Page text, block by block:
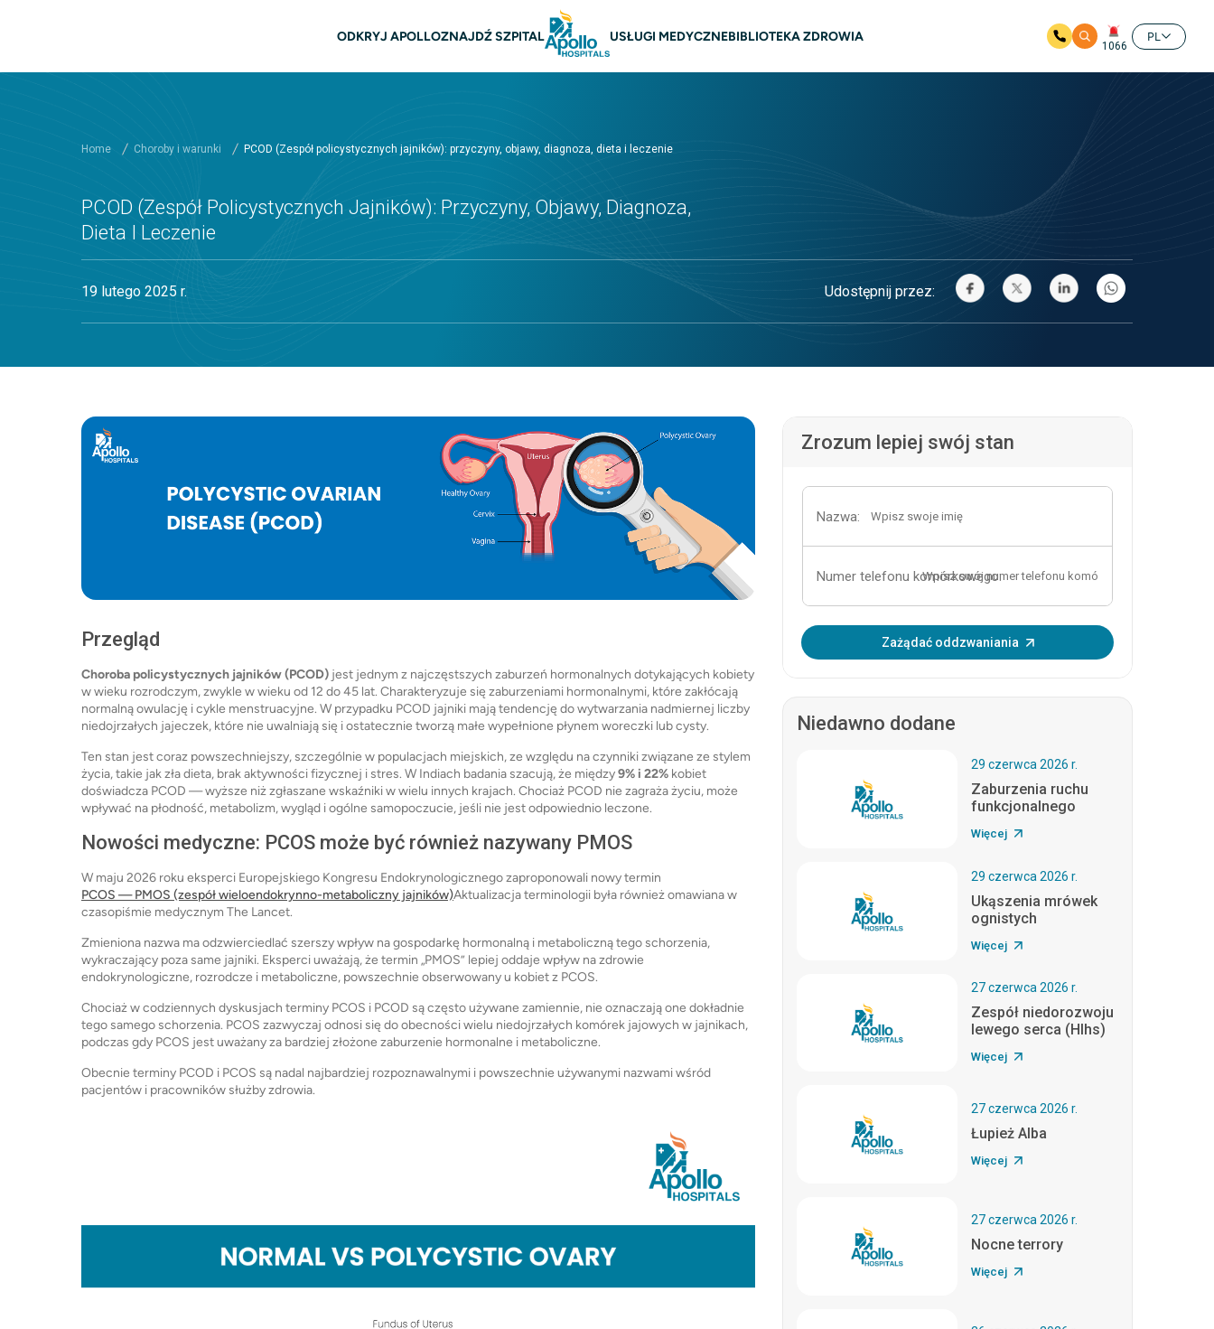
główna nawigacja
ODKRYJ APOLLOZNAJDŹ SZPITAL USŁUGI MEDYCZNEBIBLIOTEKA ZDROWIA
1066
PL
Home Choroby i warunki PCOD (Zespół policystycznych jajników): przyczyny, objawy, diagnoza, dieta i leczenie
PCOD (Zespół Policystycznych Jajników): Przyczyny, Objawy, Diagnoza,
Dieta I Leczenie
19 lutego 2025 r. Udostępnij przez:
Przegląd
Choroba policystycznych jajników (PCOD) jest jednym z najczęstszych zaburzeń hormonalnych dotykających kobiety
w wieku rozrodczym, zwykle w wieku od 12 do 45 lat. Charakteryzuje się zaburzeniami hormonalnymi, które zakłócają
normalną owulację i cykle menstruacyjne. W przypadku PCOD jajniki mają tendencję do wytwarzania nadmiernej liczby
niedojrzałych jajeczek, które nie uwalniają się i ostatecznie tworzą małe wypełnione płynem woreczki lub cysty.
Ten stan jest coraz powszechniejszy, szczególnie w populacjach miejskich, ze względu na czynniki związane ze stylem
życia, takie jak zła dieta, brak aktywności fizycznej i stres. W Indiach badania szacują, że między9% i 22% kobiet
doświadcza PCOD — wyższe niż zgłaszane wskaźniki w wielu innych krajach. Chociaż PCOD nie zagraża życiu, może
wpływać na płodność, metabolizm, wygląd i ogólne samopoczucie, jeśli nie jest odpowiednio leczone.
Nowości medyczne: PCOS może być również nazywany PMOS
W maju 2026 roku eksperci Europejskiego Kongresu Endokrynologicznego zaproponowali nowy termin
PCOS — PMOS (zespół wieloendokrynno-metaboliczny jajników)Aktualizacja terminologii była również omawiana w
czasopiśmie medycznym The Lancet.
Zmieniona nazwa ma odzwierciedlać szerszy wpływ na gospodarkę hormonalną i metaboliczną tego schorzenia,
wykraczający poza same jajniki. Eksperci uważają, że termin „PMOS” lepiej oddaje wpływ na zdrowie
endokrynologiczne, rozrodcze i metaboliczne, powszechnie obserwowany u kobiet z PCOS.
Chociaż w codziennych dyskusjach terminy PCOS i PCOD są często używane zamiennie, nie oznaczają one dokładnie
tego samego schorzenia. PCOS zazwyczaj odnosi się do obecności wielu niedojrzałych komórek jajowych w jajnikach,
podczas gdy PCOS jest uważany za bardziej złożone zaburzenie hormonalne i metaboliczne.
Obecnie terminy PCOD i PCOS są nadal najbardziej rozpoznawalnymi i powszechnie używanymi nazwami wśród
pacjentów i pracowników służby zdrowia.
Zrozum lepiej swój stan
Nazwa:
Numer telefonu komórkowego:
Wprowadź OTP:Zażądać oddzwaniania
Niedawno dodane
29 czerwca 2026 r.
Zaburzenia ruchu
funkcjonalnego
Więcej
29 czerwca 2026 r.
Ukąszenia mrówek
ognistych
Więcej
27 czerwca 2026 r.
Zespół niedorozwoju
lewego serca (Hlhs)
Więcej
27 czerwca 2026 r.
Łupież Alba
Więcej
27 czerwca 2026 r.
Nocne terrory
Więcej